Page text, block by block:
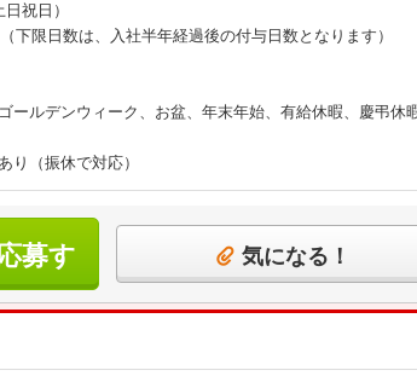
祝日）
下限日数は、入社半年経過後の付与日数となります）
ールデンウィーク、お盆、年末年始、有給休暇、慶弔休
り（振休で対応）
募す
気になる！